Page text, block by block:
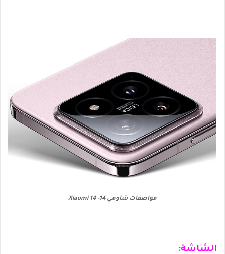
مواصفات شاومي 14- Xiaomi 14
الشاشة: